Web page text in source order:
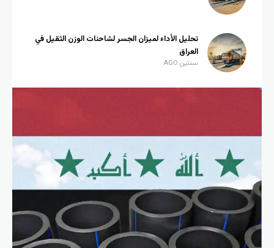
تحليل الأداء لميزان الجسر لشاحنات الوزن الثقيل في
العراق
سنتين AGO